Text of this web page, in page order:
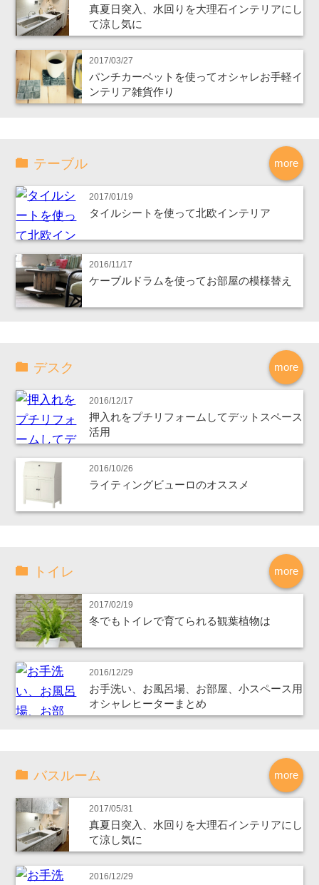
真夏日突入、水回りを大理石インテリアにし
て涼し気に
2017/03/27
パンチカーペットを使ってオシャレお手軽イ
ンテリア雑貨作り
more
テーブル
2017/01/19
タイルシートを使って北欧インテリア
2016/11/17
ケーブルドラムを使ってお部屋の模様替え
more
デスク
2016/12/17
押入れをプチリフォームしてデットスペース
活用
2016/10/26
ライティングビューロのオススメ
more
トイレ
2017/02/19
冬でもトイレで育てられる観葉植物は
2016/12/29
お手洗い、お風呂場、お部屋、小スペース用
オシャレヒーターまとめ
more
バスルーム
2017/05/31
真夏日突入、水回りを大理石インテリアにし
て涼し気に
2016/12/29